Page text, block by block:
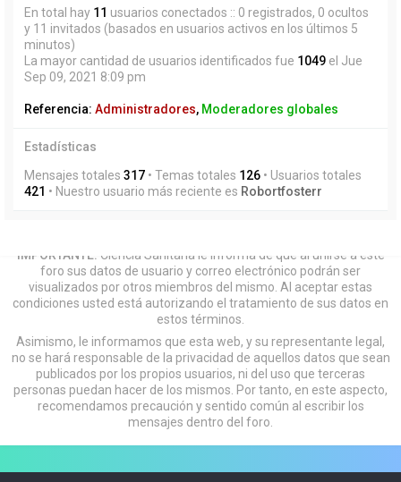
En total hay 11 usuarios conectados :: 0 registrados, 0 ocultos
y 11 invitados (basados en usuarios activos en los últimos 5
minutos)
La mayor cantidad de usuarios identificados fue 1049 el Jue
Sep 09, 2021 8:09 pm
Referencia: Administradores, Moderadores globales
Estadísticas
Mensajes totales 317 • Temas totales 126 • Usuarios totales
421 • Nuestro usuario más reciente es Robortfosterr
IMPORTANTE: Ciencia Sanitaria le informa de que al unirse a este
foro sus datos de usuario y correo electrónico podrán ser
visualizados por otros miembros del mismo. Al aceptar estas
condiciones usted está autorizando el tratamiento de sus datos en
estos términos.
Asimismo, le informamos que esta web, y su representante legal,
no se hará responsable de la privacidad de aquellos datos que sean
publicados por los propios usuarios, ni del uso que terceras
personas puedan hacer de los mismos. Por tanto, en este aspecto,
recomendamos precaución y sentido común al escribir los
mensajes dentro del foro.